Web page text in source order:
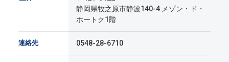
静岡県牧之原市静波140-4 メゾン・ド・
ホートク1階
連絡先 0548-28-6710